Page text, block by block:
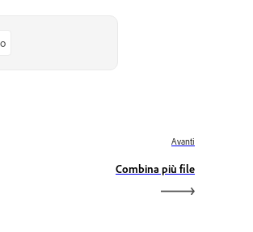
Avanti
Combina più file